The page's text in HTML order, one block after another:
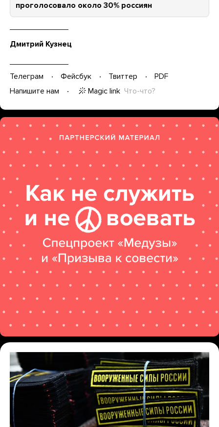
проголосовало около 30% россиян
Дмитрий Кузнец
Телеграм Фейсбук Твиттер
PDF
Напишите нам
Magic link Что-что?